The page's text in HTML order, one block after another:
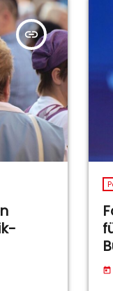
insert_link
today